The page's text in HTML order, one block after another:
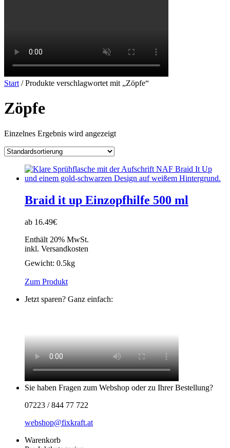
Start / Produkte verschlagwortet mit „Zöpfe“
Zöpfe
Einzelnes Ergebnis wird angezeigt
Braid it up Einzopfhilfe 500 ml
ab 16.49€
Enthält 20% MwSt.
inkl. Versandkosten
Gewicht: 0.5kg
Zum Produkt
Jetzt sparen? Ganz einfach:
Sie haben Fragen zum Webshop oder zu Ihrer Bestellung?
07223 / 844 77 722
webshop@fixkraft.at
Warenkorb